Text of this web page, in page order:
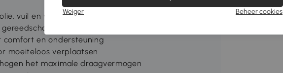
vuil en vet voor een lange levensduur
en ondersteuning
moeiteloos verplaatsen
het maximale draagvermogen
Weiger
Beheer cookies